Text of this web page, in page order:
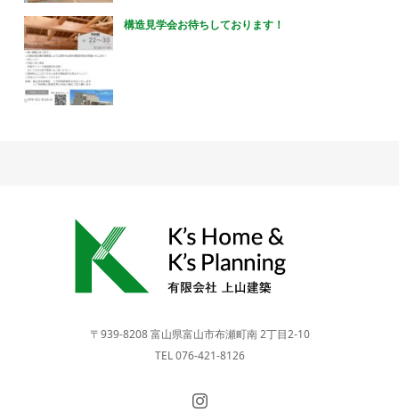
構造見学会お待ちしております！
〒939-8208 富山県富山市布瀬町南 2丁目2-10
TEL 076-421-8126